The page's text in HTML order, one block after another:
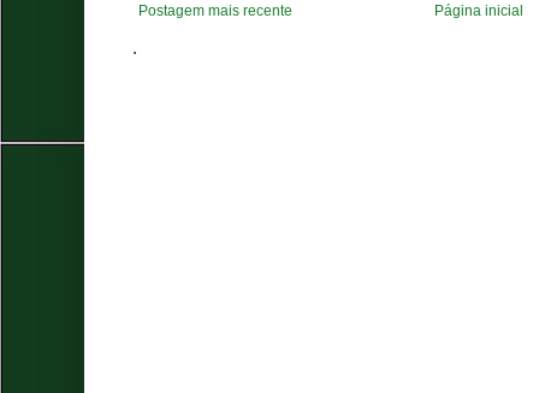
Postagem mais recente Página inicial
.